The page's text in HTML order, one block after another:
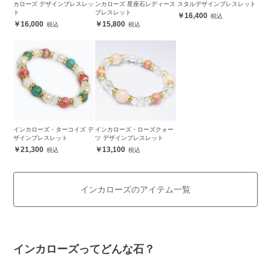
カローズ デザインブレスレッ
ト
16,000
ンカローズ 星座石レディース
ブレスレット
15,800
スタルデザインブレスレット
16,400
インカローズ・ターコイズ デ
ザインブレスレット
21,300
インカローズ・ローズクォー
ツ デザインブレスレット
13,100
インカローズのアイテム一覧
インカローズってどんな石？